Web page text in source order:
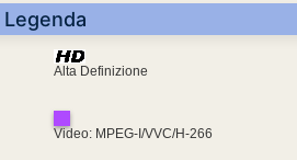
Legenda
Alta Definizione
Video: MPEG-I/VVC/H-266